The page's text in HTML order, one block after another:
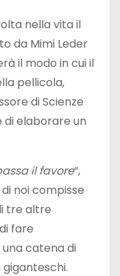
nella vita il
da Mimi Leder
il modo in cui il
pellicola,
di Scienze
di elaborare un
il favore“,
noi compisse
tre altre
fare
catena di